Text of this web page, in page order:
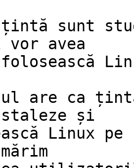
sunt
vor avea
are ca
și
Linux